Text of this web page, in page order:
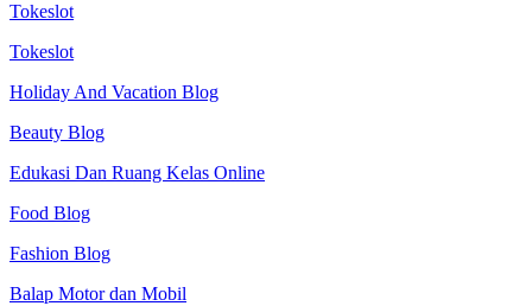
Tokeslot
Tokeslot
Holiday And Vacation Blog
Beauty Blog
Edukasi Dan Ruang Kelas Online
Food Blog
Fashion Blog
Balap Motor dan Mobil